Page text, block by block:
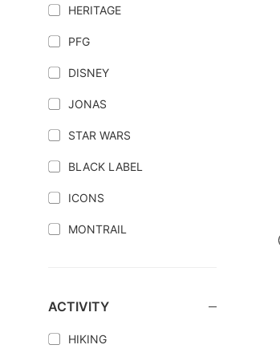
HERITAGE
PFG
DISNEY
JONAS
STAR WARS
BLACK LABEL
ICONS
MONTRAIL
ACTIVITY
HIKING